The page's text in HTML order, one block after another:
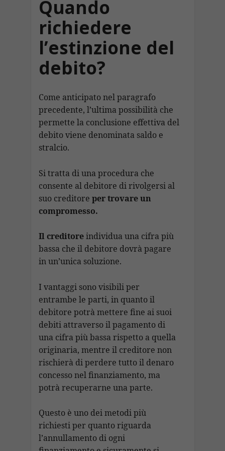
Quando
richiedere
l’estinzione del
debito?
Come anticipato nel paragrafo
precedente, l’ultima possibilità che
permette la conclusione effettiva del
debito viene denominata saldo e
stralcio.
Si tratta di una procedura che
consente al debitore di rivolgersi al
suo creditore per trovare un
compromesso.
Il creditoreindividua una cifra più
bassa che il debitore dovrà pagare
in un’unica soluzione.
I vantaggi sono visibili per
entrambe le parti, in quanto il
debitore potrà mettere fine ai suoi
debiti attraverso il pagamento di
una cifra più bassa rispetto a quella
originaria, mentre il creditore non
rischierà di perdere tutto il denaro
concesso nel finanziamento, ma
potrà recuperarne una parte.
Questo è uno dei metodi più
richiesti per quanto riguarda
l’annullamento di ogni